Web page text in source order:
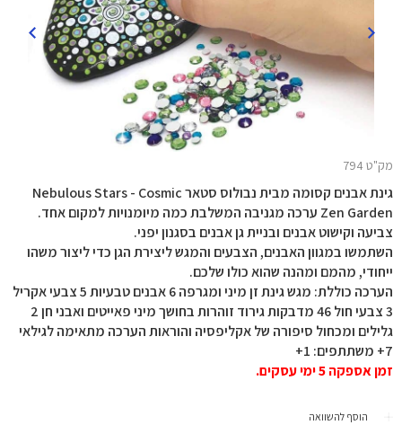
מק"ט 794
גינת אבנים קסומה מבית נבולוס סטאר Nebulous Stars - Cosmic
Zen Garden ערכה מגניבה המשלבת כמה מיומנויות למקום אחד.
צביעה וקישוט אבנים ובניית גן אבנים בסגנון יפני.
השתמשו במגוון האבנים, הצבעים והמגש ליצירת הגן כדי ליצור משהו
ייחודי, מהמם ומהנה שהוא כולו שלכם.
הערכה כוללת: מגש גינת זן מיני ומגרפה 6 אבנים טבעיות 5 צבעי אקריל
3 צבעי חול 46 מדבקות גירוד זוהרות בחושך מיני פאייטים ואבני חן 2
גלילים ומכחול סיפורה של אקליפסיה והוראות הערכה מתאימה לגילאי
7+ משתתפים: 1+
זמן אספקה 5 ימי עסקים.
הוסף להשוואה